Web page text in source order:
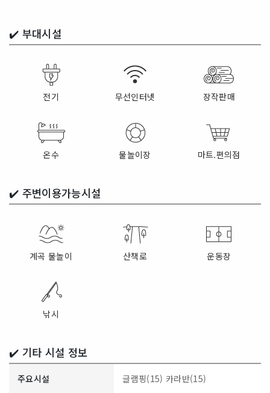
✔️ 부대시설
전기 무선인터넷 장작판매
온수 물놀이장 마트.편의점
✔️ 주변이용가능시설
계곡 물놀이 산책로 운동장
낚시
✔️ 기타 시설 정보
주요시설 글램핑(15) 카라반(15)